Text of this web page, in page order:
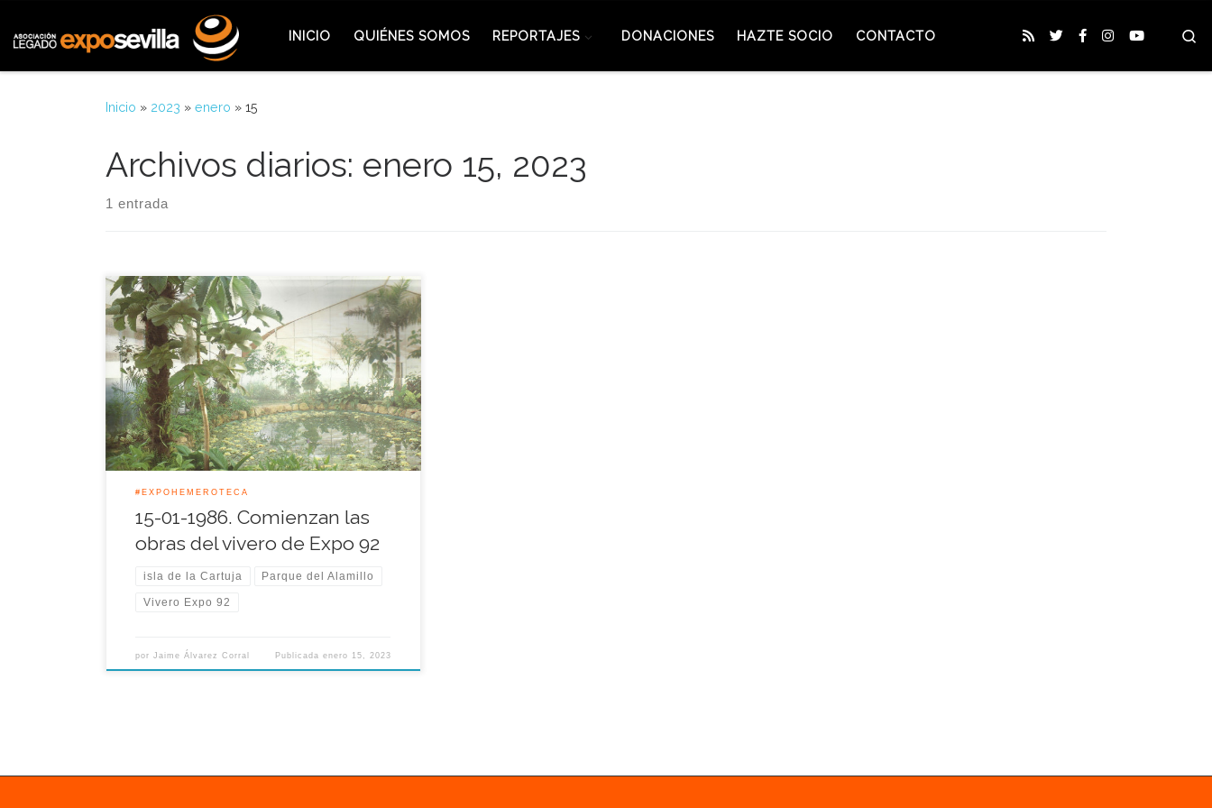
INICIO QUIÉNES SOMOS REPORTAJES DONACIONES HAZTE SOCIO CONTACTO
Inicio » 2023 » enero » 15
Archivos diarios: enero 15, 2023
1 entrada
Las obras del vivero se iniciaron en Enero de aquel
año 1986, donde se aclimataron los arboles,
arbusto y plantas que contribuyeron a la creación
del microclima de la Exposición. Más de mil
especies y variedades de plantas y árboles
crecieron desde 1986 en el recinto de la
Exposición Universal […]
#EXPOHEMEROTECA
15-01-1986. Comienzan las
obras del vivero de Expo 92
isla de la Cartuja Parque del Alamillo
Vivero Expo 92
porJaime Álvarez Corral Publicada enero 15, 2023